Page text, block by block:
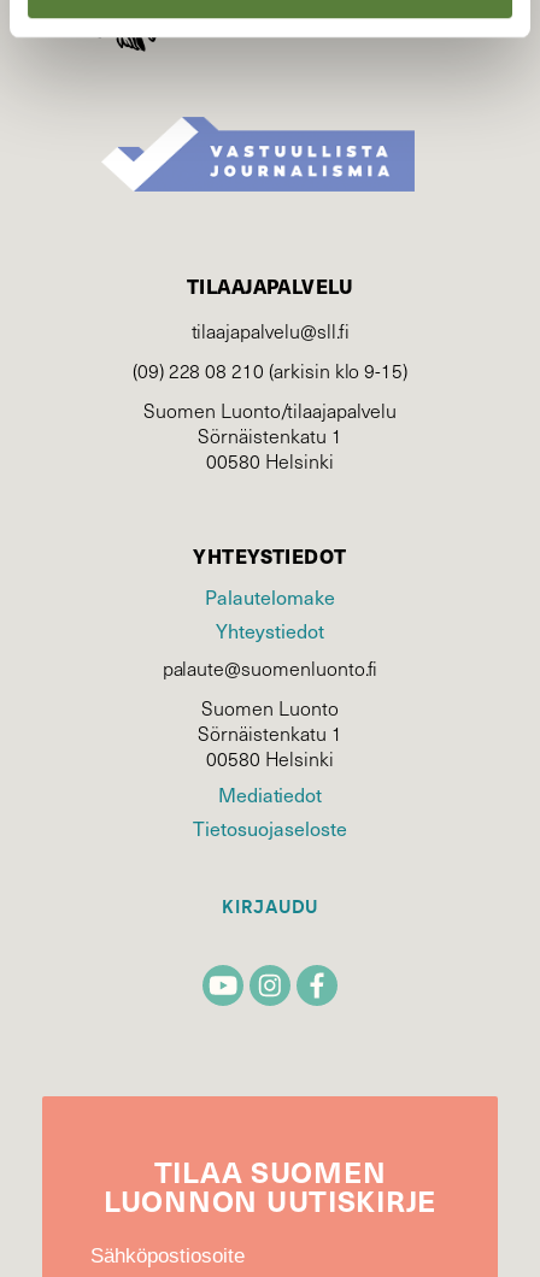
TILAAJAPALVELU
tilaajapalvelu@sll.fi
(09) 228 08 210 (arkisin klo 9-15)
Suomen Luonto/tilaajapalvelu
Sörnäistenkatu 1
00580 Helsinki
YHTEYSTIEDOT
Palautelomake
Yhteystiedot
palaute@suomenluonto.fi
Suomen Luonto
Sörnäistenkatu 1
00580 Helsinki
Mediatiedot
Tietosuojaseloste
KIRJAUDU
TILAA SUOMEN
LUONNON UUTIS­KIRJE
Sähköpostiosoite